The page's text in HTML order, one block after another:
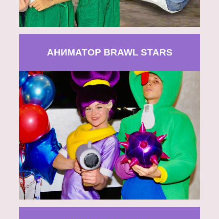
АНИМАТОР BRAWL STARS